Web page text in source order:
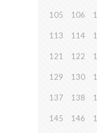
105 106
113 114
121 122
129 130
137 138
145 146